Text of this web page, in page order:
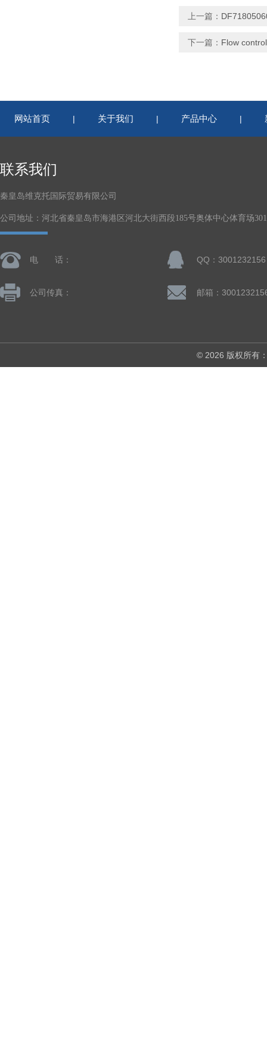
上一篇：
下一篇： Flow
网站首页 | 关于我们 | 产品中心 |
联系我们
秦皇岛维克托国际贸易有限公司
公司地址：河北省秦皇岛市海港区河北大街西段185号奥体中心体育场
电 话： QQ：3001232156
公司传真： 邮箱：
© 2026 版权所有